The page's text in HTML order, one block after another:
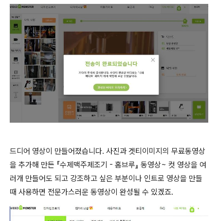
드디어 영상이 만들어졌습니다. 사진과 겟티이미지의 무료동영상
을 추가해 만든 『수제맥주제조기 - 홈브루』 동영상~ 컷 영상을 여
러개 만들어도 되고 강조하고 싶은 부분이나 인트로 영상을 만들
때 사용하면 전문가스러운 동영상이 완성될 수 있겠죠.